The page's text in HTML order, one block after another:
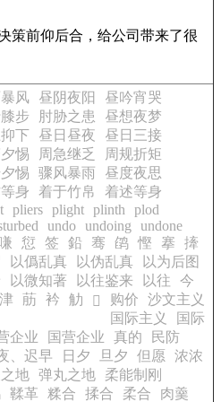
策前仰后合，给公司带来了很
风 昼阴夜阳
昼吟宵哭
步 肘胁之患
昼想夜梦
下 昼日昼夜
昼日三接
惕 周急继乏
周规折矩
惕 骤风暴雨
昼度夜思
身 着于竹帛
着述等身
pliers plight plinth
plod
undo undoing
undone
嗛 愆 签 鉛 骞 鹐 慳 搴
撁
以僞乱真 以伪乱真
以为后图
以微知著 以往鉴来 以往
今
津 荕 衿 觔 𦘔 购价
沙文主义
国际主义
国际
企业 国营企业 真的
民防
、迟早 日夕 旦夕 但愿
浓浓
地 弹丸之地
柔能制刚
鞣革 糅合 揉合 柔合
肉羹